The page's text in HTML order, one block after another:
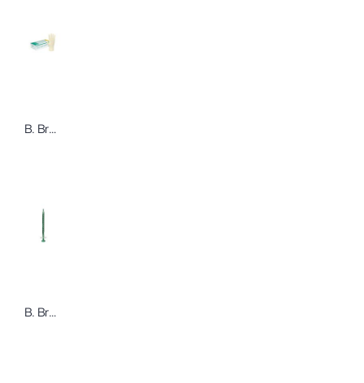
B. Braun Manufix Sensitive Untersuchungshandschuhe
B. Braun Injekt-H Feindosierungsspritzen für Heparin